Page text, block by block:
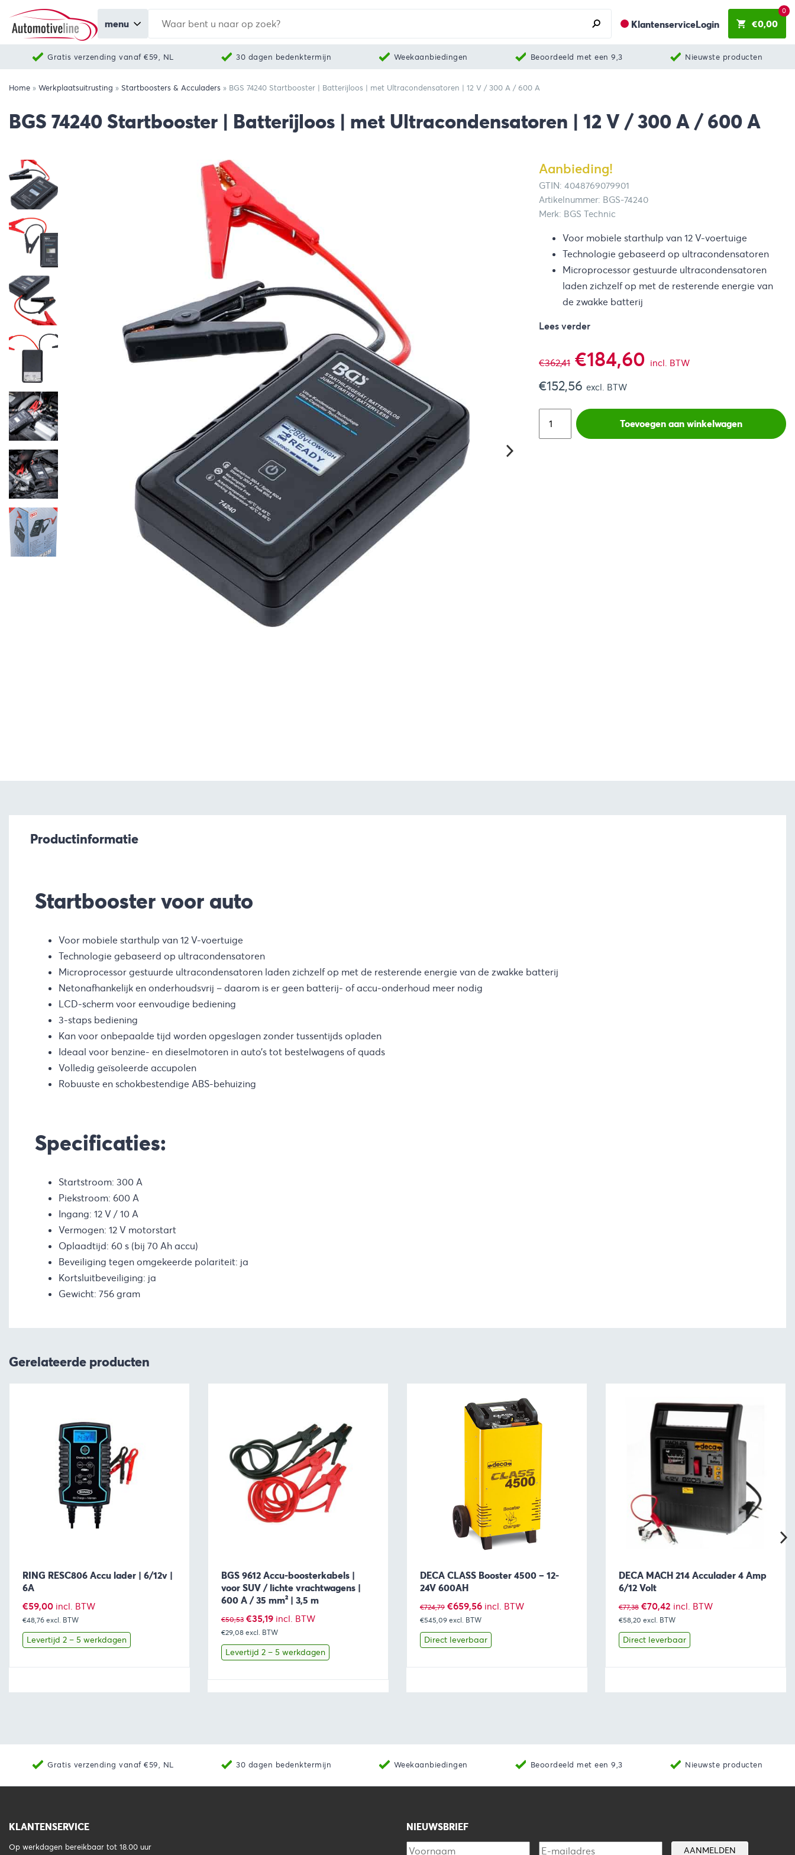
menu KlantenserviceLogin €0,00
0
Gratis verzending vanaf €59, NL 30 dagen bedenktermijn Weekaanbiedingen Beoordeeld met een 9,3 Nieuwste producten
Home » Werkplaatsuitrusting » Startboosters & Acculaders » BGS 74240 Startbooster | Batterijloos | met Ultracondensatoren | 12 V / 300 A / 600 A
BGS 74240 Startbooster | Batterijloos | met Ultracondensatoren | 12 V / 300 A / 600 A
Aanbieding!
GTIN: 4048769079901
Artikelnummer: BGS-74240
Merk: BGS Technic
Voor mobiele starthulp van 12 V-voertuige
Technologie gebaseerd op ultracondensatoren
Microprocessor gestuurde ultracondensatoren
laden zichzelf op met de resterende energie van
de zwakke batterij
Lees verder
€362,41 Oorspronkelijke
prijs
was:
€184,60 Huidige
is:
incl. BTW
€152,56 excl. BTW
Toevoegen aan winkelwagen
Productinformatie
Startbooster voor auto
Voor mobiele starthulp van 12 V-voertuige
Technologie gebaseerd op ultracondensatoren
Microprocessor gestuurde ultracondensatoren laden zichzelf op met de resterende energie van de zwakke batterij
Netonafhankelijk en onderhoudsvrij – daarom is er geen batterij- of accu-onderhoud meer nodig
LCD-scherm voor eenvoudige bediening
3-staps bediening
Kan voor onbepaalde tijd worden opgeslagen zonder tussentijds opladen
Ideaal voor benzine- en dieselmotoren in auto’s tot bestelwagens of quads
Volledig geïsoleerde accupolen
Robuuste en schokbestendige ABS-behuizing
Specificaties:
Startstroom: 300 A
Piekstroom: 600 A
Ingang: 12 V / 10 A
Vermogen: 12 V motorstart
Oplaadtijd: 60 s (bij 70 Ah accu)
Beveiliging tegen omgekeerde polariteit: ja
Kortsluitbeveiliging: ja
Gewicht: 756 gram
Gerelateerde producten
RING RESC806 Accu lader | 6/12v |
6A
€59,00 incl. BTW
€48,76 excl. BTW
Levertijd 2 – 5 werkdagen
BGS 9612 Accu-boosterkabels |
voor SUV / lichte vrachtwagens |
600 A / 35 mm² | 3,5 m
€50,53 Oorspronkelijke
prijs
was:
€35,19Huidige
prijs
is:
incl. BTW
€29,08 excl. BTW
Levertijd 2 – 5 werkdagen
DECA CLASS Booster 4500 – 12-
24V 600AH
€724,79 Oorspronkelijke
prijs
was:
€659,56Huidige
prijs
is:
incl. BTW
€545,09 excl. BTW
Direct leverbaar
DECA MACH 214 Acculader 4 Amp
6/12 Volt
€77,38 Oorspronkelijke
prijs
was:
€70,42Huidige
prijs
is:
incl. BTW
€58,20 excl. BTW
Direct leverbaar
Gratis verzending vanaf €59, NL 30 dagen bedenktermijn Weekaanbiedingen Beoordeeld met een 9,3 Nieuwste producten
KLANTENSERVICE
Op werkdagen bereikbaar tot 18.00 uur
NIEUWSBRIEF